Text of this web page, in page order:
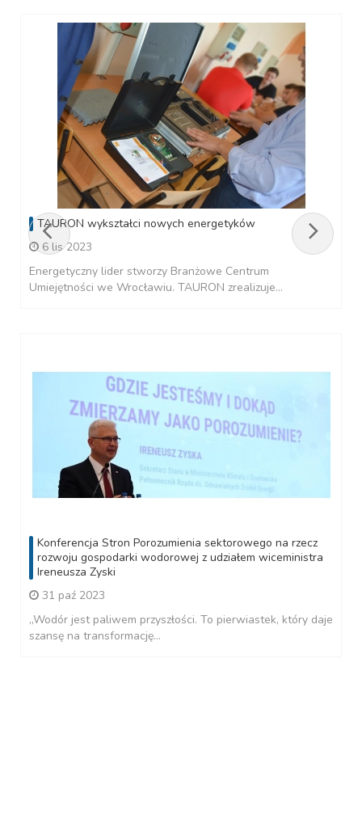
TAURON wykształci nowych energetyków
6 lis 2023
Energetyczny lider stworzy Branżowe Centrum
Umiejętności we Wrocławiu. TAURON zrealizuje...
Konferencja Stron Porozumienia sektorowego na rzecz
rozwoju gospodarki wodorowej z udziałem wiceministra
Ireneusza Zyski
31 paź 2023
„Wodór jest paliwem przyszłości. To pierwiastek, który daje
szansę na transformację...